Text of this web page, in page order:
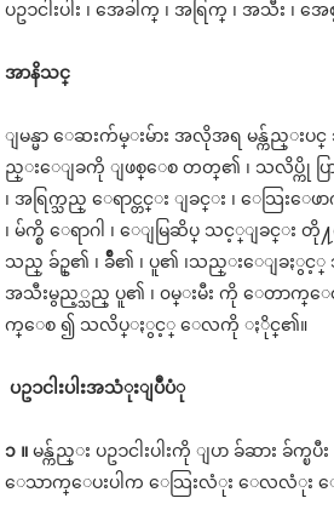
ပဥၥငါးပါး ၊ အေခါက္ ၊ အရြက္ ၊ အသီး ၊ အေ
အာနိသင္
ျမန္မာ ေဆးက်မ္းမ်ား အလိုအရ မန္က်ည္းပ
ည္းေျခကို ျဖစ္ေစ တတ္၏ ၊ သလိပ္ကို ပ
၊ အရြက္သည္ ေရာင္တင္း ျခင္း ၊ ေသြးေဖာ
၊ မ်က္စိ ေရာဂါ ၊ ေျမြဆိပ္ သင့္ျခင္း
သည္ ခ်ဥ္၏ ၊ ခ်ိဳ၏ ၊ ပူ၏ ၊သည္းေျခႏွင့္
အသီးမွည့္သည္ ပူ၏ ၊ ၀မ္းမီး ကို ေတာက္
က္ေစ ၍ သလိပ္ႏွင့္ ေလကို ႏိုင္၏။
ပဥၥငါးပါးအသံုးျပဳပံု
၁ ။ မန္က်ည္း ပဥၥငါးပါးကို ျပာ ခ်ဆား ခ်
ေသာက္ေပးပါက ေသြးလံုး ေလလံုး